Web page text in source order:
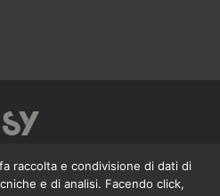
Cookie Policy
Privacy per i Clienti
Legali
raccolta e condivisione di dati di
e di analisi. Facendo click,